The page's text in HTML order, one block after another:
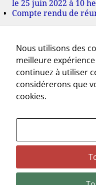
le 25 juin 2022 à 10
Compte rendu de
juillet 2022
juin 2022
mai 2022
mars 2022
novembre 2021
octobre 2021
juillet 2021
avril 2021
novembre 2020
Nous utilisons des
meilleure
continuez à utiliser
considérerons que
cookies.